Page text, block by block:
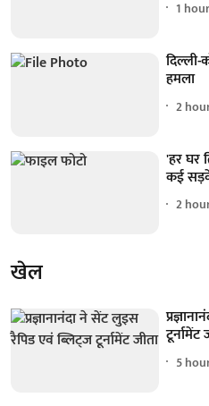
1
हमला
2
'हर घर
कई
2
खेल
टूर्नामेंट
5